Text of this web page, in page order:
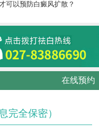
可以预防白癜风扩散？
在线预约
完全保密）